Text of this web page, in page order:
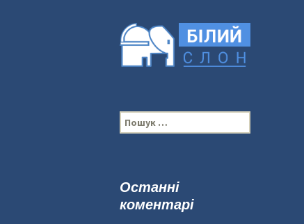
П
о
:Останні
коментарі